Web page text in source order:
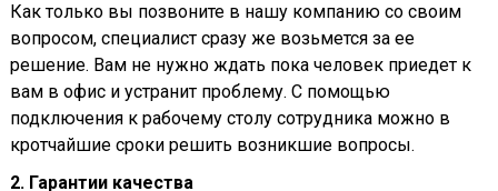
Как только вы позвоните в нашу компанию со своим
вопросом, специалист сразу же возьмется за ее
решение. Вам не нужно ждать пока человек приедет к
вам в офис и устранит проблему. С помощью
подключения к рабочему столу сотрудника можно в
кротчайшие сроки решить возникшие вопросы.
2. Гарантии качества